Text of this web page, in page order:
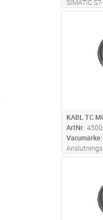
SIMATIC
40 pin, för
KABL TC
ArtNr
Varumärke
300/400
kontakt,